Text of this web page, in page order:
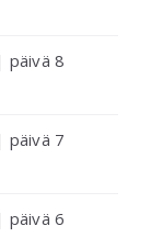
päivä 8
päivä 7
päivä 6